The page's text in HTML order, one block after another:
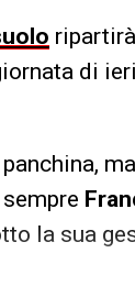
di
la sua